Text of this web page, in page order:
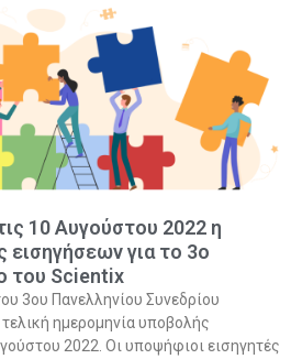
10 Αυγούστου 2022 η
για το 3ο
του Scientix
3ου Πανελληνίου Συνεδρίου
ημερομηνία υποβολής
2022. Οι υποψήφιοι εισηγητές